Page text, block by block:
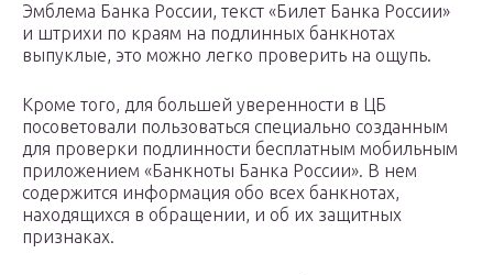
Эмблема Банка России, текст «Билет Банка России»
и штрихи по краям на подлинных банкнотах
выпуклые, это можно легко проверить на ощупь.
Кроме того, для большей уверенности в ЦБ
посоветовали пользоваться специально созданным
для проверки подлинности бесплатным мобильным
приложением «Банкноты Банка России». В нем
содержится информация обо всех банкнотах,
находящихся в обращении, и об их защитных
признаках.